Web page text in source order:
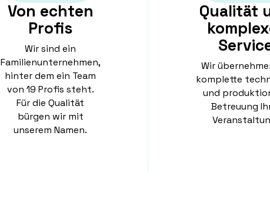
Von echten
Profis
Wir sind ein
Familienunternehmen,
hinter dem ein Team
von 19 Profis steht.
Für die Qualität
bürgen wir mit
unserem Namen.
Qualität
Wir
komplette
und
Betreuung